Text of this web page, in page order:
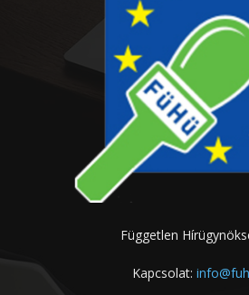
Független
Kapcsolat: